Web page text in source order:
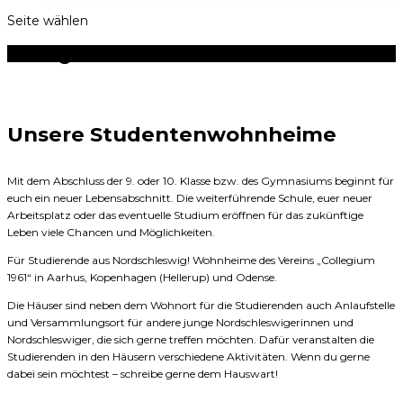
Seite wählen
Unsere Studenten­wohnheime
Mit dem Abschluss der 9. oder 10. Klasse bzw. des Gymnasiums beginnt für
euch ein neuer Lebensabschnitt. Die weiterführende Schule, euer neuer
Arbeitsplatz oder das eventuelle Studium eröffnen für das zukünftige
Leben viele Chancen und Möglichkeiten.
Für Studierende aus Nordschleswig! Wohnheime des Vereins „Collegium
1961“ in Aarhus, Kopenhagen (Hellerup) und Odense.
Die Häuser sind neben dem Wohnort für die Studierenden auch Anlaufstelle
und Versammlungsort für andere junge Nordschleswigerinnen und
Nordschleswiger, die sich gerne treffen möchten. Dafür veranstalten die
Studierenden in den Häusern verschiedene Aktivitäten. Wenn du gerne
dabei sein möchtest – schreibe gerne dem Hauswart!